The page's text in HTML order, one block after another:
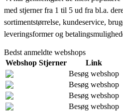
med stjerner fra 1 til 5 ud fra bl.a.
sortimentstørrelse, kundeservice,
leveringsformer og
Bedst anmeldte webshops
Webshop Stjerner
Link
Besøg webshop
Besøg webshop
Besøg webshop
Besøg webshop